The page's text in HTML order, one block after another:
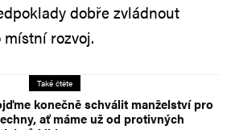
dobře zvládnout
rozvoj.
Také čtěte
konečně schválit manželství pro
ať máme už od protivných